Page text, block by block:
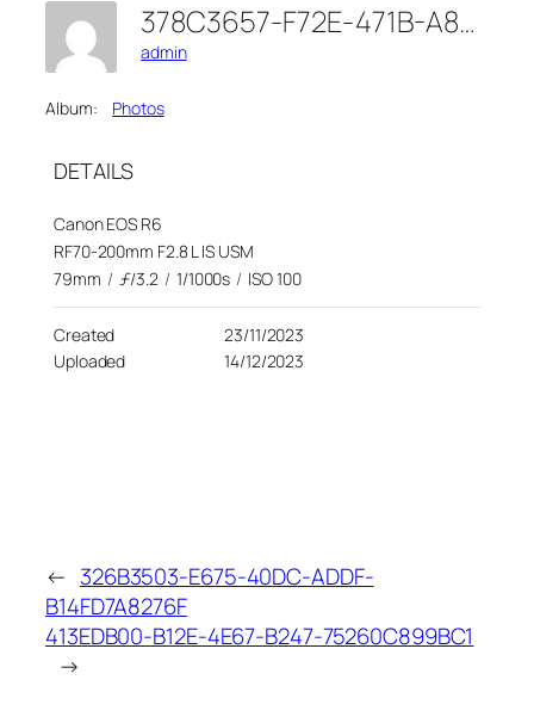
378C3657-F72E-471B-A855-847FAEEDB427
admin
Album: Photos
DETAILS
Canon EOS R6
RF70-200mm F2.8 L IS USM
79mm / ƒ/3.2 / 1/1000s / ISO 100
Created
23/11/2023
Uploaded
14/12/2023
← 326B3503-E675-40DC-ADDF-
B14FD7A8276F
413EDB00-B12E-4E67-B247-75260C899BC1
→